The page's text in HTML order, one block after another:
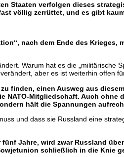
Staaten verfolgen dieses
völlig zerrüttet, und es gibt
nach dem Ende des
Warum hat es die „militärische
aber es ist weiterhin offen
finden, einen Ausweg aus
Mitgliedschaft. Auch
hält die Spannungen
und dass sie Russland eine
Jahre, wird zwar Russland
schließlich in die Knie